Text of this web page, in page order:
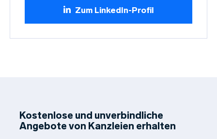
Zum LinkedIn-Profil
Kostenlose und unverbindliche
Angebote von Kanzleien erhalten